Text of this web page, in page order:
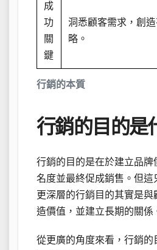
行銷的本質
成
功
關
鍵
洞悉顧客需求，創
略。
行銷的目的是
行銷的目的是在於建立品牌
名度並最終促成銷售。但這
更深層的行銷目的其實是與
造價值，並建立長期的關係
從更廣的角度來看，行銷的